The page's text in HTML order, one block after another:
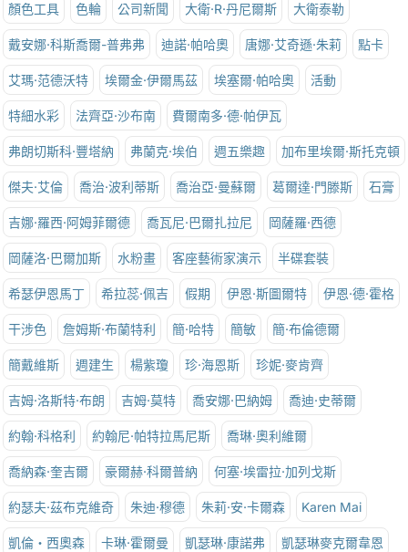
顏色工具 色輪 公司新聞 大衛·R·丹尼爾斯 大衛泰勒
戴安娜·科斯喬爾-普弗弗 迪諾·帕哈奧 唐娜·艾奇遜·朱莉 點卡
艾瑪·范德沃特 埃爾金·伊爾馬茲 埃塞爾·帕哈奧 活動
特細水彩 法齊亞·沙布南 費爾南多·德·帕伊瓦
弗朗切斯科·豐塔納 弗蘭克·埃伯 週五樂趣 加布里埃爾·斯托克頓
傑夫·艾倫 喬治·波利蒂斯 喬治亞·曼蘇爾 葛爾達·門滕斯 石膏
吉娜·羅西·阿姆菲爾德 喬瓦尼·巴爾扎拉尼 岡薩羅·西德
岡薩洛·巴爾加斯 水粉畫 客座藝術家演示 半碟套裝
希瑟伊恩馬丁 希拉蕊·佩吉 假期 伊恩·斯圖爾特 伊恩·德·霍格
干涉色 詹姆斯·布蘭特利 簡·哈特 簡敏 簡·布倫德爾
簡戴維斯 週建生 楊紫瓊 珍·海恩斯 珍妮·麥肯齊
吉姆·洛斯特·布朗 吉姆·莫特 喬安娜·巴納姆 喬迪·史蒂爾
約翰·科格利 約翰尼·帕特拉馬尼斯 喬琳·奧利維爾
喬納森·奎吉爾 豪爾赫·科爾普納 何塞·埃雷拉·加列戈斯
約瑟夫·茲布克維奇 朱迪·穆德 朱莉·安·卡爾森 Karen Mai
凱倫‧西奧森 卡琳·霍爾曼 凱瑟琳·康諾弗 凱瑟琳麥克爾韋恩